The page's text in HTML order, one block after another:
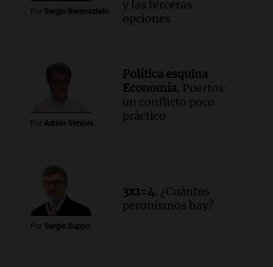
Por Sergio Berensztein
y las terceras
opciones
Por Adrián Simioni
Política esquina
Economía. Puertos:
un conflicto poco
práctico
Por Sergio Suppo
3x1=4. ¿Cuántos
peronismos hay?